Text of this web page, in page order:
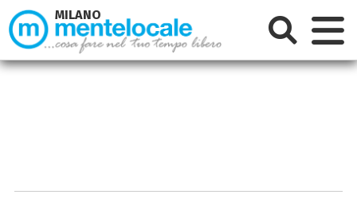
MILANO